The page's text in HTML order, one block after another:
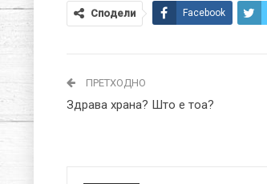
Сподели Facebook
ПРЕТХОДНО
Здрава храна? Што е тоа?